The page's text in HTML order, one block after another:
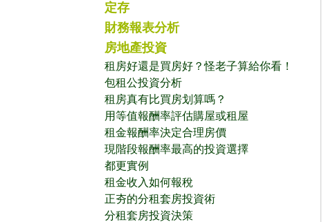
定存
財務報表分析
房地產投資
租房好還是買房好？怪老子算給你看！
包租公投資分析
租房真有比買房划算嗎？
用等值報酬率評估購屋或租屋
租金報酬率決定合理房價
現階段報酬率最高的投資選擇
都更實例
租金收入如何報稅
正夯的分租套房投資術
分租套房投資決策